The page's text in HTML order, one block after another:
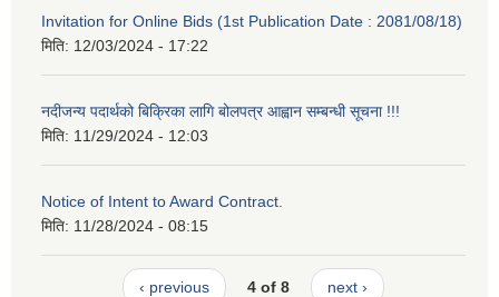
Invitation for Online Bids (1st Publication Date : 2081/08/18)
मिति: 12/03/2024 - 17:22
नदीजन्य पदार्थको बिक्रिका लागि बोलपत्र आह्वान सम्बन्धी सूचना !!!
मिति: 11/29/2024 - 12:03
Notice of Intent to Award Contract.
मिति: 11/28/2024 - 08:15
‹ previous 4 of 8 next ›